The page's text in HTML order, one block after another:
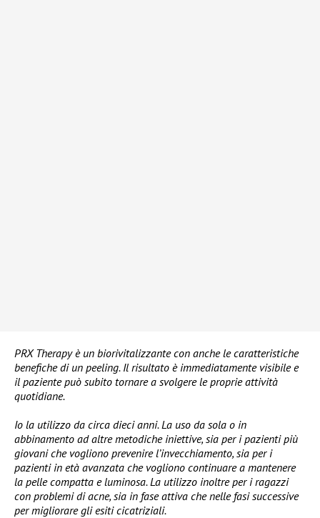
PRX Therapy è un biorivitalizzante con anche le caratteristiche
benefiche di un peeling. Il risultato è immediatamente visibile e
il paziente può subito tornare a svolgere le proprie attività
quotidiane.
Io la utilizzo da circa dieci anni. La uso da sola o in
abbinamento ad altre metodiche iniettive, sia per i pazienti più
giovani che vogliono prevenire l’invecchiamento, sia per i
pazienti in età avanzata che vogliono continuare a mantenere
la pelle compatta e luminosa. La utilizzo inoltre per i ragazzi
con problemi di acne, sia in fase attiva che nelle fasi successive
per migliorare gli esiti cicatriziali.